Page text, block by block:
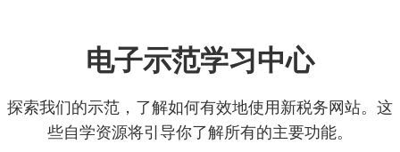
电子示范学习中心
探索我们的示范，了解如何有效地使用新税务网站。这
些自学资源将引导你了解所有的主要功能。